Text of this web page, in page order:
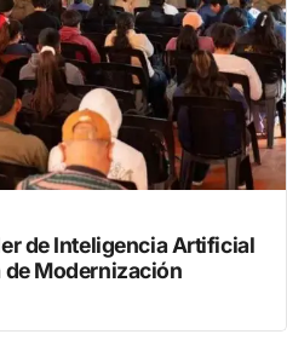
de Inteligencia Artificial
Modernización